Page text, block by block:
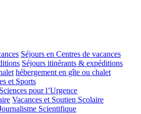
Séjours en Centres de vacances
Séjours itinérants & expéditions
hébergement en gîte ou chalet
et Sports
Sciences pour l’Urgence
Vacances et Soutien Scolaire
Scientifique